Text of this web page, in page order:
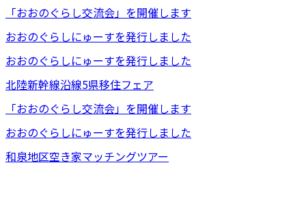
「おおのぐらし交流会」を開催します
おおのぐらしにゅーすを発行しました
おおのぐらしにゅーすを発行しました
北陸新幹線沿線5県移住フェア
「おおのぐらし交流会」を開催します
おおのぐらしにゅーすを発行しました
和泉地区空き家マッチングツアー